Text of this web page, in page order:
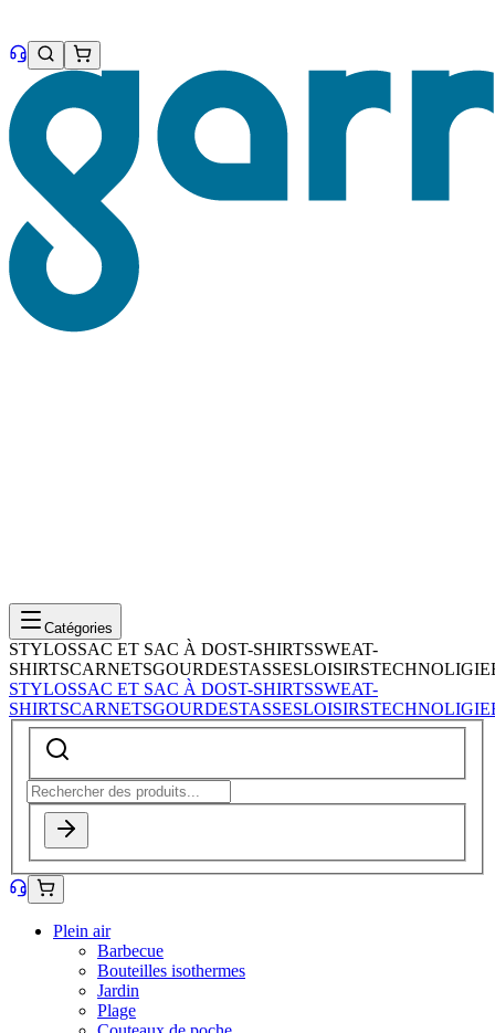
Catégories
STYLOSSAC ET SAC À DOST-SHIRTSSWEAT-
SHIRTSCARNETSGOURDESTASSESLOISIRSTECHNOLIGIE
STYLOSSAC ET SAC À DOST-SHIRTSSWEAT-
SHIRTSCARNETSGOURDESTASSESLOISIRSTECHNOLIGIE
Plein air
Barbecue
Bouteilles isothermes
Jardin
Plage